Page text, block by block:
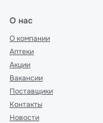
О нас
О компании
Аптеки
Акции
Вакансии
Поставщики
Контакты
Новости